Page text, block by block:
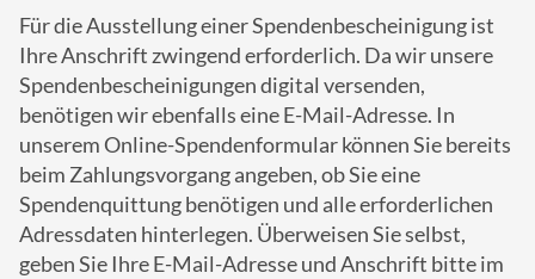
Für die Ausstellung einer Spendenbescheinigung ist
Ihre Anschrift zwingend erforderlich. Da wir unsere
Spendenbescheinigungen digital versenden,
benötigen wir ebenfalls eine E-Mail-Adresse. In
unserem Online-Spendenformular können Sie bereits
beim Zahlungsvorgang angeben, ob Sie eine
Spendenquittung benötigen und alle erforderlichen
Adressdaten hinterlegen. Überweisen Sie selbst,
geben Sie Ihre E-Mail-Adresse und Anschrift bitte im